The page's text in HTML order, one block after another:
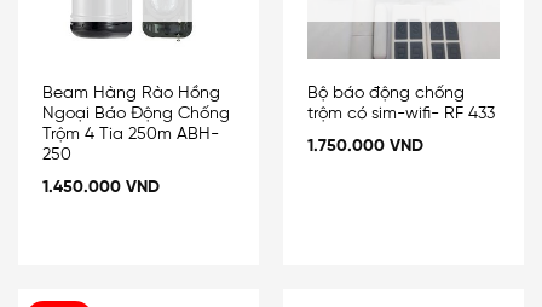
Beam Hàng Rào Hồng
Ngoại Báo Động Chống
Trộm 4 Tia 250m ABH-
250
1.450.000 VND
Bộ báo động chống
trộm có sim-wifi- RF 433
1.750.000 VND